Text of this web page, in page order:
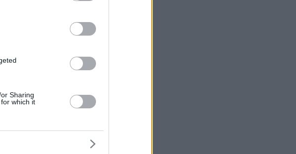
Sharing
which it